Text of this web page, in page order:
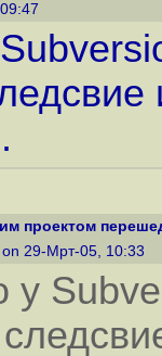
проектом
on 29-Мрт-05, 10:33